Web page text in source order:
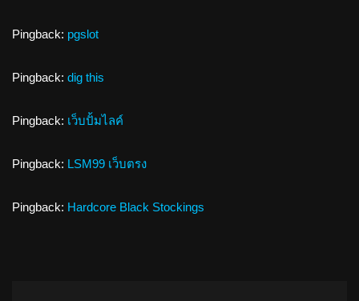
Pingback: pgslot
Pingback: dig this
Pingback: เว็บปั้มไลค์
Pingback: LSM99 เว็บตรง
Pingback: Hardcore Black Stockings